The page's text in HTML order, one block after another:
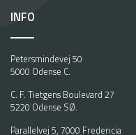
INFO
Petersmindevej 50
5000 Odense C.
C. F. Tietgens Boulevard 27
5220 Odense SØ.
Parallelvej 5, 7000 Fredericia